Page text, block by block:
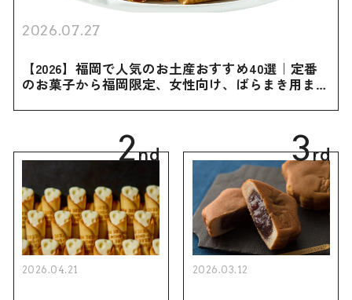
2026.07.27
【2026】福岡で人気のお土産おすすめ40選｜定番
のお菓子から福岡限定、女性向け、ばらまき用まで
2nd
2026.04.21
3rd
2026.03.12